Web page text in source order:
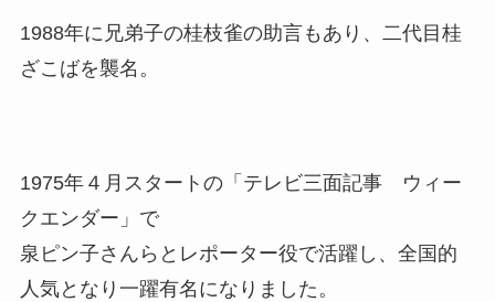
1988年に兄弟子の桂枝雀の助言もあり、二代目桂
ざこばを襲名。
1975年４月スタートの「テレビ三面記事 ウィー
クエンダー」で
泉ピン子さんらとレポーター役で活躍し、全国的
人気となり一躍有名になりました。